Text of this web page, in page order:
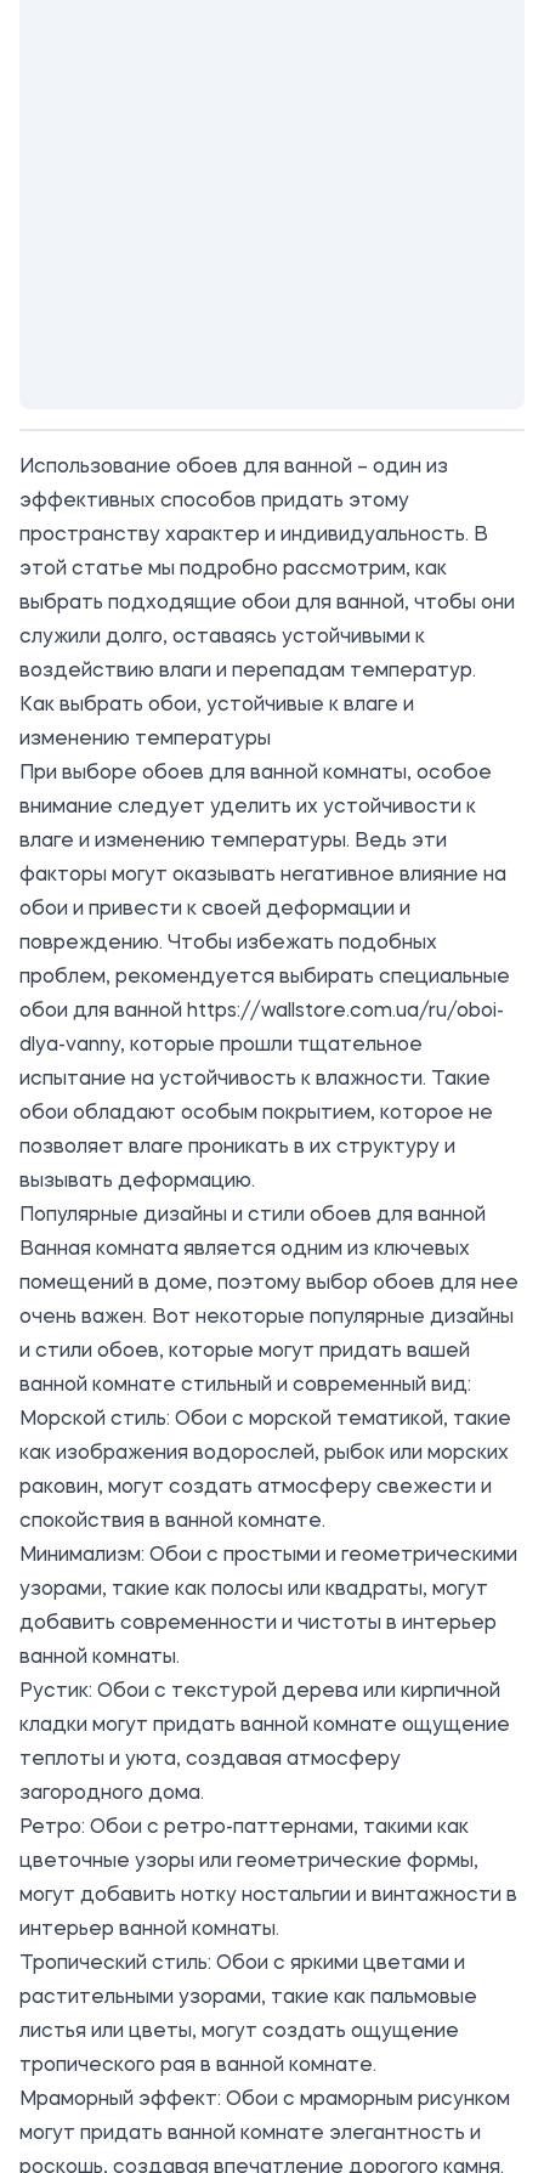
Использование обоев для ванной – один из
эффективных способов придать этому
пространству характер и индивидуальность. В
этой статье мы подробно рассмотрим, как
выбрать подходящие обои для ванной, чтобы они
служили долго, оставаясь устойчивыми к
воздействию влаги и перепадам температур.
Как выбрать обои, устойчивые к влаге и
изменению температуры
При выборе обоев для ванной комнаты, особое
внимание следует уделить их устойчивости к
влаге и изменению температуры. Ведь эти
факторы могут оказывать негативное влияние на
обои и привести к своей деформации и
повреждению. Чтобы избежать подобных
проблем, рекомендуется выбирать специальные
обои для ванной https://wallstore.com.ua/ru/oboi-
dlya-vanny, которые прошли тщательное
испытание на устойчивость к влажности. Такие
обои обладают особым покрытием, которое не
позволяет влаге проникать в их структуру и
вызывать деформацию.
Популярные дизайны и стили обоев для ванной
Ванная комната является одним из ключевых
помещений в доме, поэтому выбор обоев для нее
очень важен. Вот некоторые популярные дизайны
и стили обоев, которые могут придать вашей
ванной комнате стильный и современный вид:
Морской стиль: Обои с морской тематикой, такие
как изображения водорослей, рыбок или морских
раковин, могут создать атмосферу свежести и
спокойствия в ванной комнате.
Минимализм: Обои с простыми и геометрическими
узорами, такие как полосы или квадраты, могут
добавить современности и чистоты в интерьер
ванной комнаты.
Рустик: Обои с текстурой дерева или кирпичной
кладки могут придать ванной комнате ощущение
теплоты и уюта, создавая атмосферу
загородного дома.
Ретро: Обои с ретро-паттернами, такими как
цветочные узоры или геометрические формы,
могут добавить нотку ностальгии и винтажности в
интерьер ванной комнаты.
Тропический стиль: Обои с яркими цветами и
растительными узорами, такие как пальмовые
листья или цветы, могут создать ощущение
тропического рая в ванной комнате.
Мраморный эффект: Обои с мраморным рисунком
могут придать ванной комнате элегантность и
роскошь, создавая впечатление дорогого камня.